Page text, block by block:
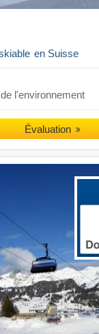
en Suisse
l'environnement
Évaluation